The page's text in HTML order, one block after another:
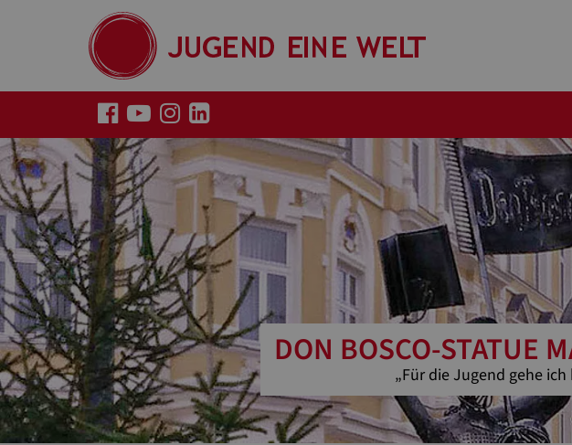
DON BOSCO-STATUE
„Für die Jugend gehe